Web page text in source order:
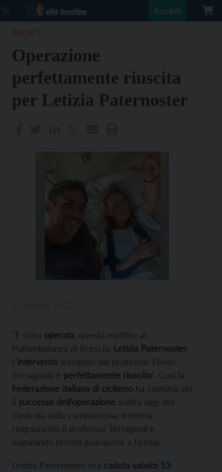
Accedi
Operazione
perfettamente riuscita
per Letizia Paternoster
“È stata operata , questa mattina al
Poliambulanza di Brescia, Letizia Paternoster.
L’intervento (eseguito dal professor Flavio
Terragnoli) è perfettamente riuscito“. Così la
Federazione italiana di ciclismo ha comunicato
il successo dell’operazione subita oggi alla
clavicola dalla campionessa trentina,
ringraziando il professor Terragnoli e
augurando pronta guarigione a Letizia.
Letizia Paternoster era caduta sabato 13